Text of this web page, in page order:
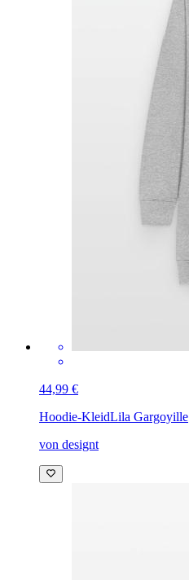
44,99 €
Hoodie-KleidLila Gargoyille
von designt